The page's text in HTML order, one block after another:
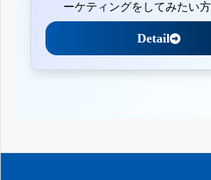
ーケティングをしてみたい方
Detail